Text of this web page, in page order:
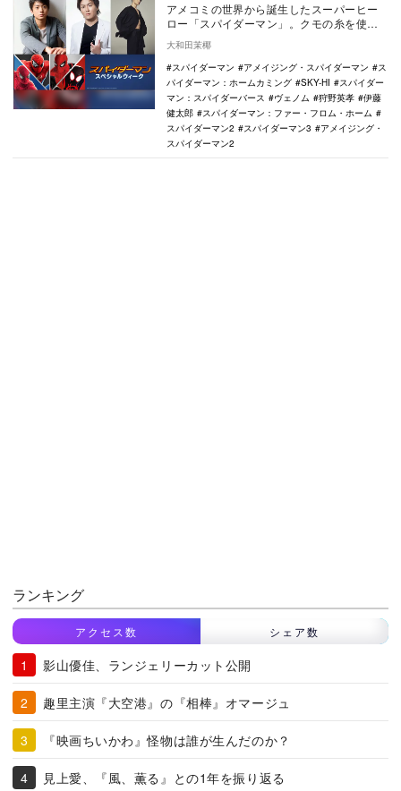
アメコミの世界から誕生したスーパーヒー
ロー「スパイダーマン」。クモの糸を使
い、高層ビルの合間を飛び回るスパイダー
マン、そして“若…
大和田茉椰
スパイダーマン
アメイジング・スパイダーマン
ス
パイダーマン：ホームカミング
SKY-HI
スパイダー
マン：スパイダーバース
ヴェノム 狩野英孝
伊藤
健太郎
スパイダーマン：ファー・フロム・ホーム
スパイダーマン2
スパイダーマン3
アメイジング・
スパイダーマン2
ランキング
アクセス数 シェア数
影山優佳、ランジェリーカット公開
趣里主演『大空港』の『相棒』オマージュ
『映画ちいかわ』怪物は誰が生んだのか？
見上愛、『風、薫る』との1年を振り返る